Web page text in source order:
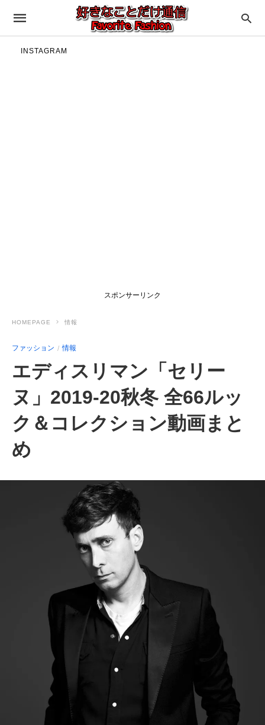
INSTAGRAM
スポンサーリンク
HOMEPAGE 情報
ファッション 情報
エディスリマン「セリー
ヌ」2019-20秋冬 全66ルッ
ク＆コレクション動画まと
め